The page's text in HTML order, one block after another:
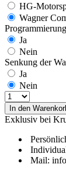
HG-
Wagner
Ja
Nein
Senkung der
Ja
Nein
In den
Exklusiv bei
Mail: